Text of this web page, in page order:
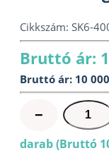
Cikkszám: SK6-
Bruttó ár:
Bruttó ár: 10
−
LED
szalag
meleg
darab (Bruttó